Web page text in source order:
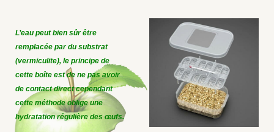
L’eau peut bien sûr être
remplacée par du substrat
(vermiculite), le principe de
cette boîte est de ne pas avoir
de contact direct cependant
cette méthode oblige une
hydratation régulière des œufs.